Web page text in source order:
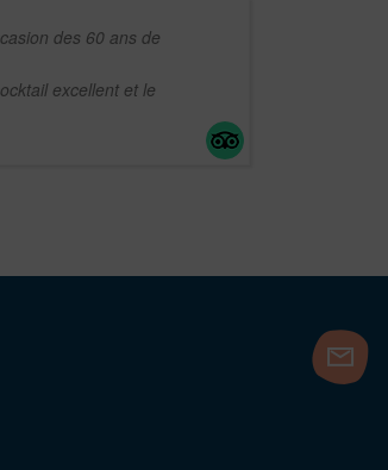
des 60 ans de
excellent et le